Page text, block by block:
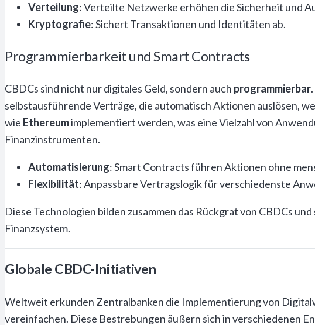
Verteilung: Verteilte Netzwerke erhöhen die Sicherheit und
Kryptografie: Sichert Transaktionen und Identitäten ab.
Programmierbarkeit und Smart Contracts
CBDCs sind nicht nur digitales Geld, sondern auch programmierbar
selbstausführende Verträge, die automatisch Aktionen auslösen,
wie Ethereumimplementiert werden, was eine Vielzahl von
Finanzinstrumenten.
Automatisierung: Smart Contracts führen Aktionen ohne
Flexibilität: Anpassbare Vertragslogik für verschiedenste
Diese Technologien bilden zusammen das Rückgrat von CBDCs
Finanzsystem.
Globale CBDC-Initiativen
Weltweit erkunden Zentralbanken die Implementierung von
vereinfachen. Diese Bestrebungen äußern sich in verschiedenen